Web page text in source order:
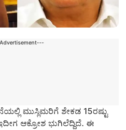
ಮುಸ್ಲಿಮರಿಗೆ ಶೇಕಡ 15ರಷ್ಟು
ಆಕ್ರೋಶ ಭುಗಿಲೆದ್ದಿದೆ. ಈ